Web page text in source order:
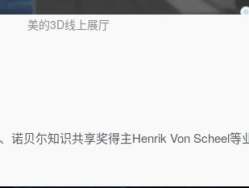
美的3D线上展厅
贝尓知识共享奖得主Henrik Von Scheel